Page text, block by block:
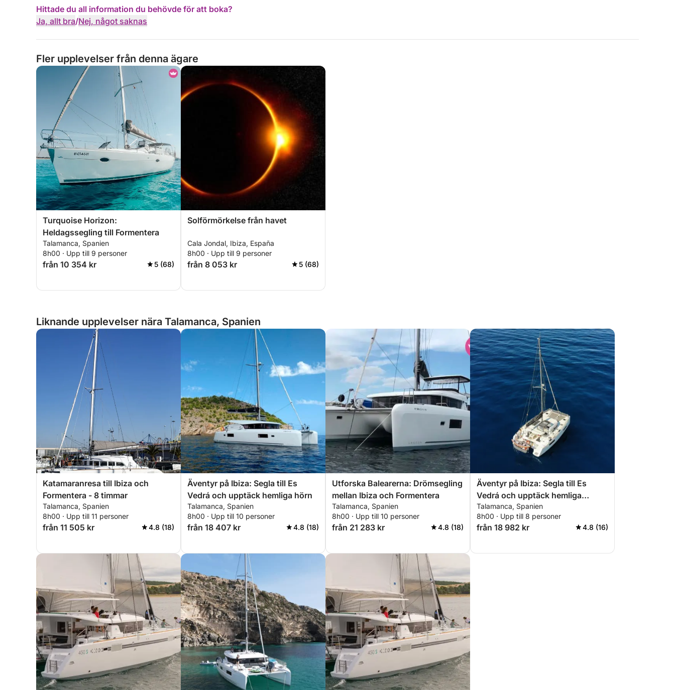
Hittade du all information du behövde för att boka?
Ja, allt bra/Nej, något saknas
Fler upplevelser från denna ägare
Turquoise Horizon:
Heldagssegling till Formentera
Talamanca, Spanien
8h00 · Upp till 9 personer
från 10 354 kr 5 (68)
Solförmörkelse från havet
Cala Jondal, Ibiza, España
8h00 · Upp till 9 personer
från 8 053 kr 5 (68)
Liknande upplevelser nära Talamanca, Spanien
Katamaranresa till Ibiza och
Formentera - 8 timmar
Talamanca, Spanien
8h00 · Upp till 11 personer
från 11 505 kr 4.8 (18)
Äventyr på Ibiza: Segla till Es
Vedrá och upptäck hemliga hörn
Talamanca, Spanien
8h00 · Upp till 10 personer
från 18 407 kr 4.8 (18)
Utforska Balearerna: Drömsegling
mellan Ibiza och Formentera
Talamanca, Spanien
8h00 · Upp till 10 personer
från 21 283 kr 4.8 (18)
Äventyr på Ibiza: Segla till Es
Vedrá och upptäck hemliga
platser
Talamanca, Spanien
8h00 · Upp till 8 personer
från 18 982 kr 4.8 (16)